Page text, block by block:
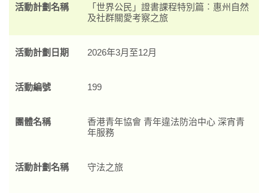
活動計劃名稱
「世界公民」證書課程特別篇︰惠州自然
及社群關愛考察之旅
活動計劃日期 2026年3月至12月
活動編號 199
團體名稱
香港青年協會 青年違法防治中心 深宵青
年服務
活動計劃名稱 守法之旅